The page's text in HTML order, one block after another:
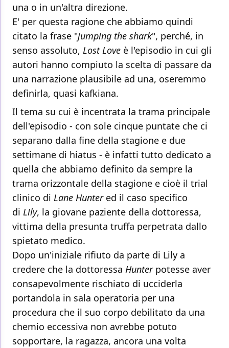
una o in un'altra direzione.
E' per questa ragione che abbiamo quindi
citato la frase "jumping the shark", perché, in
senso assoluto, Lost Love è l'episodio in cui gli
autori hanno compiuto la scelta di passare da
una narrazione plausibile ad una, oseremmo
definirla, quasi kafkiana.
Il tema su cui è incentrata la trama principale
dell'episodio - con sole cinque puntate che ci
separano dalla fine della stagione e due
settimane di hiatus - è infatti tutto dedicato a
quella che abbiamo definito da sempre la
trama orizzontale della stagione e cioè il trial
clinico di Lane Huntered il caso specifico
di Lily, la giovane paziente della dottoressa,
vittima della presunta truffa perpetrata dallo
spietato medico.
Dopo un'iniziale rifiuto da parte di Lily a
credere che la dottoressa Hunterpotesse aver
consapevolmente rischiato di ucciderla
portandola in sala operatoria per una
procedura che il suo corpo debilitato da una
chemio eccessiva non avrebbe potuto
sopportare, la ragazza, ancora una volta